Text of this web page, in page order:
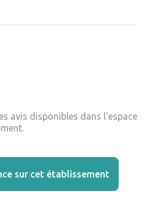
avis disponibles dans l'espace
sur cet établissement